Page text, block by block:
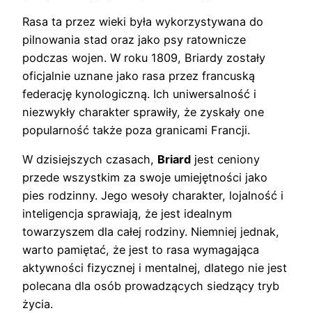
Rasa ta przez wieki była wykorzystywana do
pilnowania stad oraz jako psy ratownicze
podczas wojen. W roku 1809, Briardy zostały
oficjalnie uznane jako rasa przez francuską
federację kynologiczną. Ich uniwersalność i
niezwykły charakter sprawiły, że zyskały one
popularność także poza granicami Francji.
W dzisiejszych czasach, Briard jest ceniony
przede wszystkim za swoje umiejętności jako
pies rodzinny. Jego wesoły charakter, lojalność i
inteligencja sprawiają, że jest idealnym
towarzyszem dla całej rodziny. Niemniej jednak,
warto pamiętać, że jest to rasa wymagająca
aktywności fizycznej i mentalnej, dlatego nie jest
polecana dla osób prowadzących siedzący tryb
życia.